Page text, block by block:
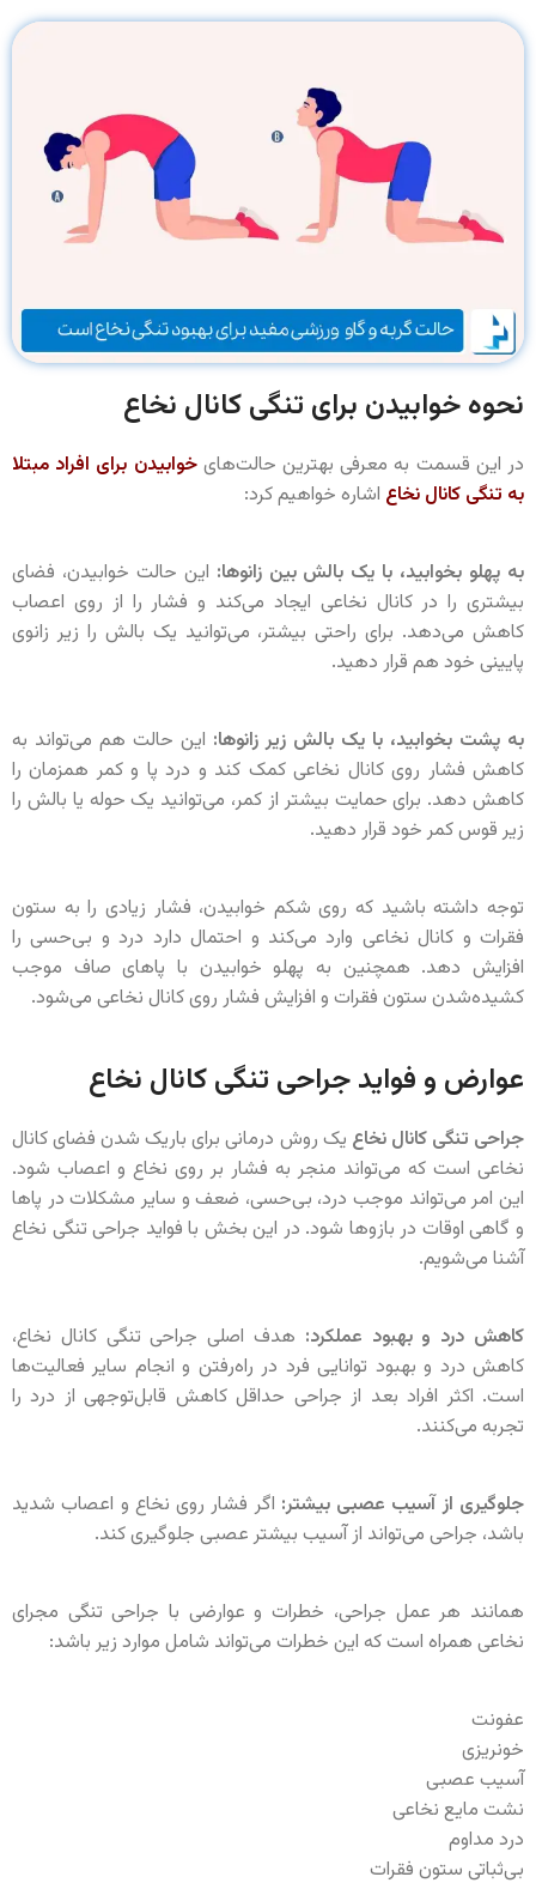
نحوه خوابیدن برای تنگی کانال نخاع
در این قسمت به معرفی بهترین حالت‌هایخوابیدن برای افراد مبتلا
به تنگی کانال نخاع اشاره خواهیم کرد:
به پهلو بخوابید، با یک بالش بین زانوها: این حالت خوابیدن، فضای
بیشتری را در کانال نخاعی ایجاد می‌کند و فشار را از روی اعصاب
کاهش می‌دهد. برای راحتی بیشتر، می‌توانید یک بالش را زیر زانوی
پایینی خود هم قرار دهید.
به پشت بخوابید، با یک بالش زیر زانوها: این حالت هم می‌تواند به
کاهش فشار روی کانال نخاعی کمک کند و درد پا و کمر همزمان را
کاهش دهد. برای حمایت بیشتر از کمر، می‌توانید یک حوله یا بالش را
زیر قوس کمر خود قرار دهید.
توجه داشته باشید که روی شکم خوابیدن، فشار زیادی را به ستون
فقرات و کانال نخاعی وارد می‌کند و احتمال دارد درد و بی‌حسی را
افزایش دهد. همچنین به پهلو خوابیدن با پاهای صاف موجب
کشیده‌شدن ستون فقرات و افزایش فشار روی کانال نخاعی می‌شود.
عوارض و فواید جراحی تنگی کانال نخاع
جراحی تنگی کانال نخاع یک روش درمانی برای باریک شدن فضای کانال
نخاعی است که می‌تواند منجر به فشار بر روی نخاع و اعصاب شود.
این امر می‌تواند موجب درد، بی‌حسی، ضعف و سایر مشکلات در پاها
و گاهی اوقات در بازوها شود. در این بخش با فواید جراحی تنگی نخاع
آشنا می‌شویم.
کاهش درد و بهبود عملکرد: هدف اصلی جراحی تنگی کانال نخاع،
کاهش درد و بهبود توانایی فرد در راه‌رفتن و انجام سایر فعالیت‌ها
است. اکثر افراد بعد از جراحی حداقل کاهش قابل‌توجهی از درد را
تجربه می‌کنند.
جلوگیری از آسیب عصبی بیشتر: اگر فشار روی نخاع و اعصاب شدید
باشد، جراحی می‌تواند از آسیب بیشتر عصبی جلوگیری کند.
همانند هر عمل جراحی، خطرات و عوارضی با جراحی تنگی مجرای
نخاعی همراه است که این خطرات می‌تواند شامل موارد زیر باشد:
عفونت
خونریزی
آسیب عصبی
نشت مایع نخاعی
درد مداوم
بی‌ثباتی ستون فقرات